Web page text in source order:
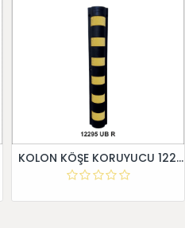
KOLON KÖŞE KORUYUCU 12295 UB R